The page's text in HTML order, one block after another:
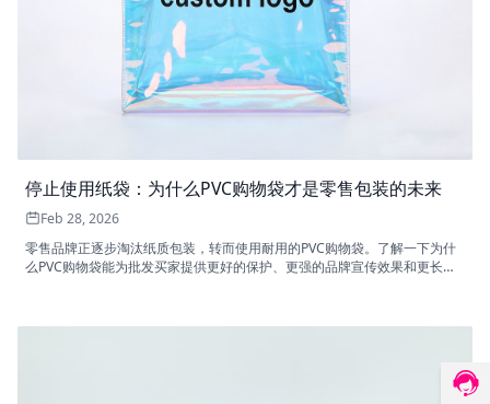
停止使用纸袋：为什么PVC购物袋才是零售包装的未来
Feb 28, 2026
零售品牌正逐步淘汰纸质包装，转而使用耐用的PVC购物袋。了解一下为什
么PVC购物袋能为批发买家提供更好的保护、更强的品牌宣传效果和更长远